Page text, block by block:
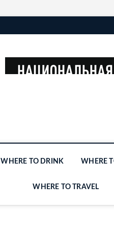
WHERE TO DRINK WHERE
WHERE TO TRAVEL